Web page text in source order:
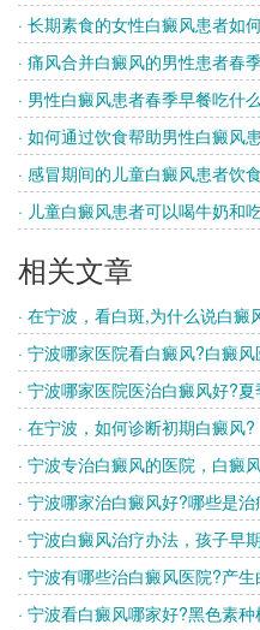
· 长期素食的女性白癜风患者如
· 痛风合并白癜风的男性患者春
· 男性白癜风患者春季早餐吃什
· 如何通过饮食帮助男性白癜风
· 感冒期间的儿童白癜风患者饮
· 儿童白癜风患者可以喝牛奶和
相关文章
· 在宁波，看白斑,为什么说白癜
· 宁波哪家医院看白癜风?白癜
· 宁波哪家医院医治白癜风好?
· 在宁波，如何诊断初期白癜风?
· 宁波专治白癜风的医院，白癜
· 宁波哪家治白癜风好?哪些是
· 宁波白癜风治疗办法，孩子早
· 宁波有哪些治白癜风医院?产
· 宁波看白癜风哪家好?黑色素